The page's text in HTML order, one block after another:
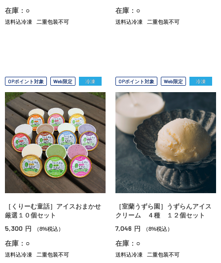
在庫：○
送料込冷凍 二重包装不可
在庫：○
送料込冷凍 二重包装不可
OPポイント対象 Web限定 冷凍
［くりーむ童話］アイスおまかせ
厳選１０個セット
5,300 円 （8%税込）
在庫：○
送料込冷凍 二重包装不可
OPポイント対象 Web限定 冷凍
［室蘭うずら園］うずらんアイス
クリーム ４種 １２個セット
7,046 円 （8%税込）
在庫：○
送料込冷凍 二重包装不可